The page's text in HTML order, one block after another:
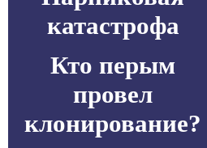
катастрофа
Кто перым
провел
клонирование?